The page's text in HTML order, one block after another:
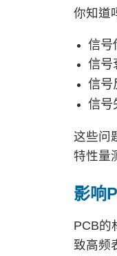
你知道
信号
信号
信号
信号
这些问
特性量
影响
PCB的
致高频